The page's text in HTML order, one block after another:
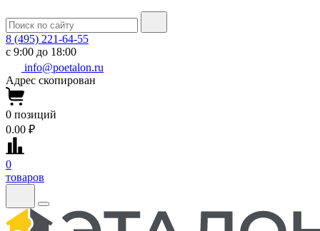
8 (495) 221-64-55
с 9:00 до 18:00
info@poetalon.ru
Адрес скопирован
0 позиций
0.00 ₽
0
товаров